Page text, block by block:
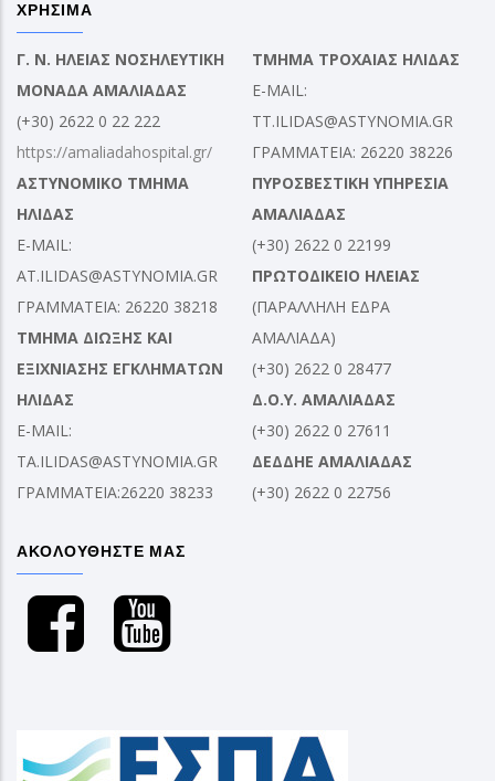
ΧΡΗΣΙΜΑ
Γ. Ν. ΗΛΕΙΑΣ ΝΟΣΗΛΕΥΤΙΚΗ
ΜΟΝΑΔΑ ΑΜΑΛΙΑΔΑΣ
(+30) 2622 0 22 222
https://amaliadahospital.gr/
ΑΣΤΥΝΟΜΙΚΟ ΤΜΗΜΑ
ΗΛΙΔΑΣ
E-MAIL:
AT.ILIDAS@ASTYNOMIA.GR
ΓΡΑΜΜΑΤΕΙΑ: 26220 38218
ΤΜΗΜΑ ΔΙΩΞΗΣ ΚΑΙ
ΕΞΙΧΝΙΑΣΗΣ ΕΓΚΛΗΜΑΤΩΝ
ΗΛΙΔΑΣ
E-MAIL:
TA.ILIDAS@ASTYNOMIA.GR
ΓΡΑΜΜΑΤΕΙΑ:26220 38233
ΤΜΗΜΑ ΤΡΟΧΑΙΑΣ ΗΛΙΔΑΣ
E-MAIL:
TT.ILIDAS@ASTYNOMIA.GR
ΓΡΑΜΜΑΤΕΙΑ: 26220 38226
ΠΥΡΟΣΒΕΣΤΙΚΗ ΥΠΗΡΕΣΙΑ
ΑΜΑΛΙΑΔΑΣ
(+30) 2622 0 22199
ΠΡΩΤΟΔΙΚΕΙΟ ΗΛΕΙΑΣ
(ΠΑΡΑΛΛΗΛΗ ΕΔΡΑ
ΑΜΑΛΙΑΔΑ)
(+30) 2622 0 28477
Δ.Ο.Υ. ΑΜΑΛΙΑΔΑΣ
(+30) 2622 0 27611
ΔΕΔΔΗΕ ΑΜΑΛΙΑΔΑΣ
(+30) 2622 0 22756
ΑΚΟΛΟΥΘΗΣΤΕ ΜΑΣ